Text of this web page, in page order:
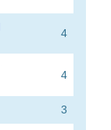
4
4
3